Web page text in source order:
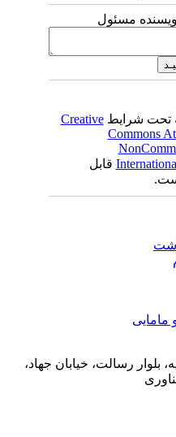
مسئول
تحت شرایطCreative
Commons
قابل
بلوار رسالت، خیابان جهاد،